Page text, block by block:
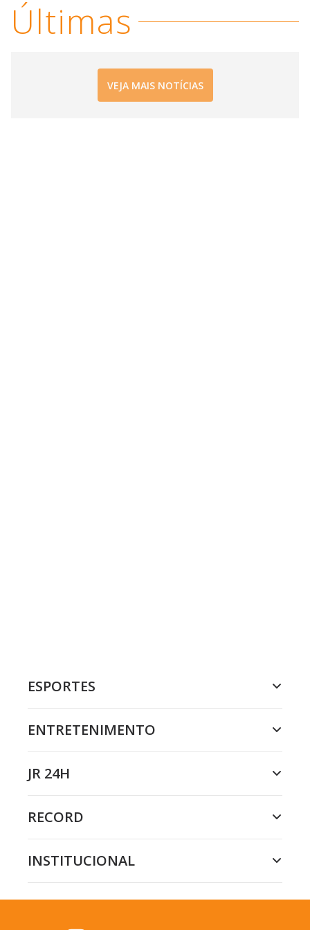
i
d
e
Últimas
VEJA MAIS NOTÍCIAS
ESPORTES
ENTRETENIMENTO
JR 24H
RECORD
INSTITUCIONAL